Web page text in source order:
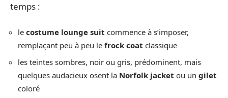
temps :
le costume lounge suit commence à s’imposer,
remplaçant peu à peu le frock coat classique
les teintes sombres, noir ou gris, prédominent, mais
quelques audacieux osent la Norfolk jacket ou un gilet
coloré